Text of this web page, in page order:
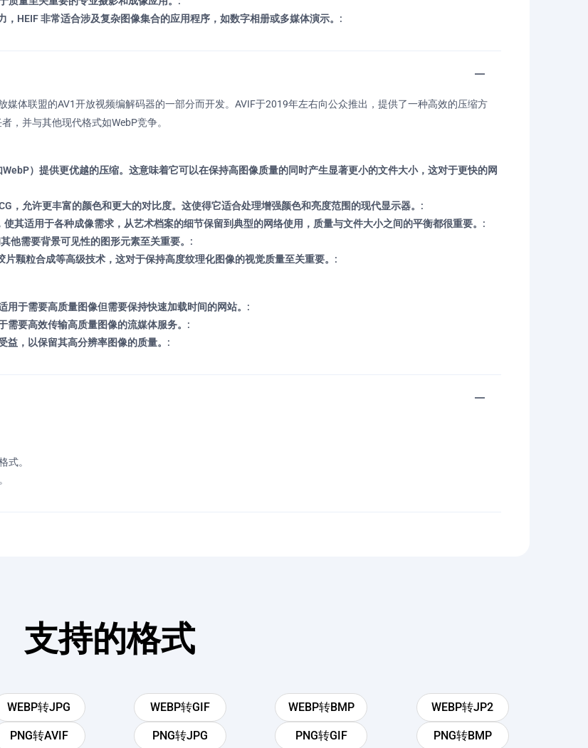
HEIF 非常适合涉及复杂图像集合的应用程序，如数字相册或多媒体演示。:
媒体联盟的AV1开放视频编解码器的一部分而开发。AVIF于2019年左右向公众推出，提供了一种高效的压缩方
，并与其他现代格式如WebP竞争。
）提供更优越的压缩。这意味着它可以在保持高图像质量的同时产生显著更小的文件大小，这对于更快的网
，允许更丰富的颜色和更大的对比度。这使得它适合处理增强颜色和亮度范围的现代显示器。:
其适用于各种成像需求，从艺术档案的细节保留到典型的网络使用，质量与文件大小之间的平衡都很重要。:
他需要背景可见性的图形元素至关重要。:
颗粒合成等高级技术，这对于保持高度纹理化图像的视觉质量至关重要。:
用于需要高质量图像但需要保持快速加载时间的网站。:
需要高效传输高质量图像的流媒体服务。:
益，以保留其高分辨率图像的质量。:
式。
支持的格式
WEBP转JPG WEBP转GIF WEBP转BMP WEBP转JP2
PNG转AVIF PNG转JPG PNG转GIF PNG转BMP